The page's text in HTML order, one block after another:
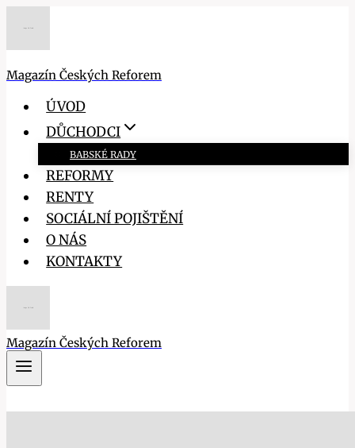
Magazín Českých Reforem
ÚVOD
DŮCHODCI
BABSKÉ RADY
REFORMY
RENTY
SOCIÁLNÍ POJIŠTĚNÍ
O NÁS
KONTAKTY
Magazín Českých Reforem